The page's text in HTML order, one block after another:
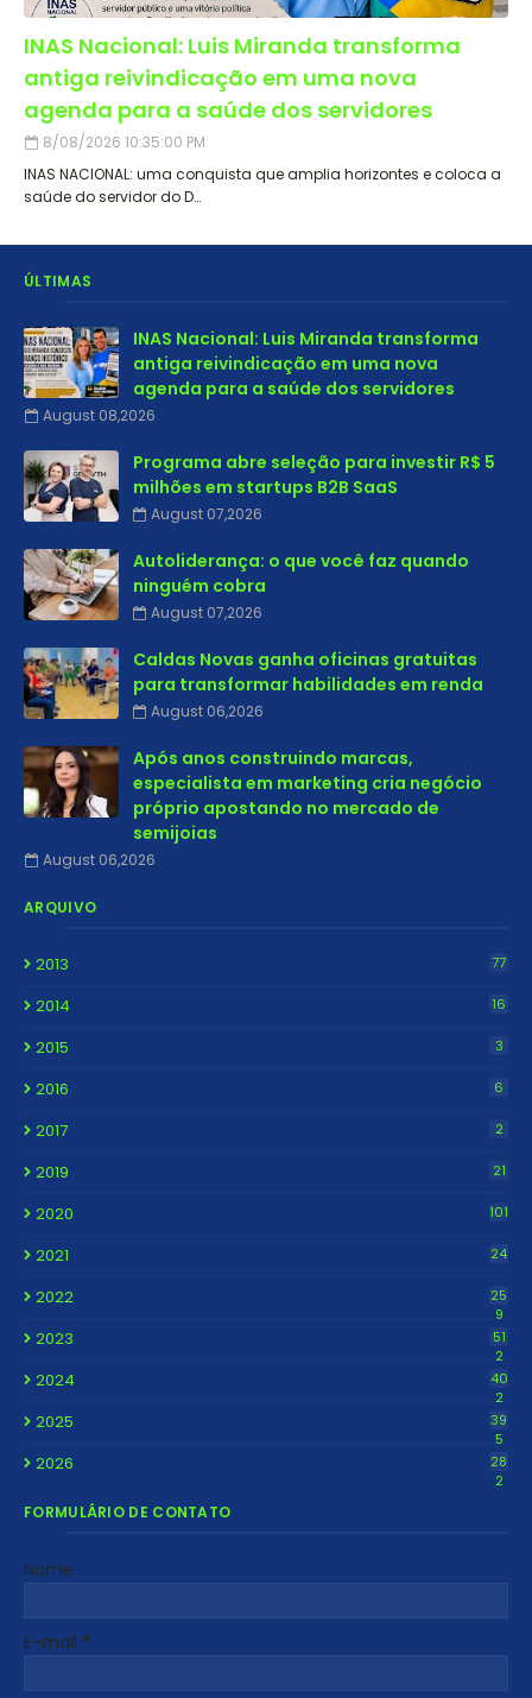
INAS Nacional: Luis Miranda transforma
antiga reivindicação em uma nova
agenda para a saúde dos servidores
8/08/2026 10:35:00 PM
INAS NACIONAL: uma conquista que amplia horizontes e coloca a
saúde do servidor do D…
ÚLTIMAS
INAS Nacional: Luis Miranda transforma
antiga reivindicação em uma nova
agenda para a saúde dos servidores
August 08,2026
Programa abre seleção para investir R$ 5
milhões em startups B2B SaaS
August 07,2026
Autoliderança: o que você faz quando
ninguém cobra
August 07,2026
Caldas Novas ganha oficinas gratuitas
para transformar habilidades em renda
August 06,2026
Após anos construindo marcas,
especialista em marketing cria negócio
próprio apostando no mercado de
semijoias
August 06,2026
ARQUIVO
2013 77
2014 16
2015 3
2016 6
2017 2
2019 21
2020 101
2021 24
2022
25
9
2023
51
2
2024
40
2
2025
39
5
2026
28
2
FORMULÁRIO DE CONTATO
Nome
E-mail *